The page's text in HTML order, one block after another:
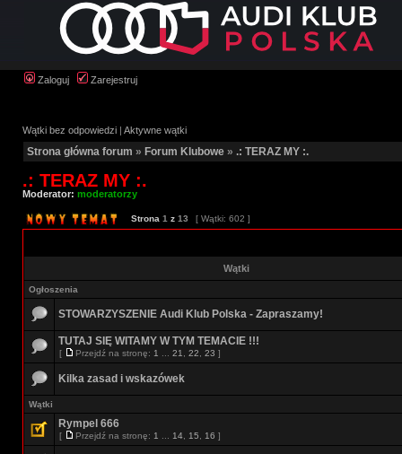
Zaloguj Zarejestruj
Wątki bez odpowiedzi | Aktywne wątki
Strona główna forum » Forum Klubowe » .: TERAZ MY :.
.: TERAZ MY :.
Moderator: moderatorzy
Strona 1 z 13 [ Wątki: 602 ]
Wątki
Ogłoszenia
STOWARZYSZENIE Audi Klub Polska - Zapraszamy!
TUTAJ SIĘ WITAMY W TYM TEMACIE !!!
[ Przejdź na stronę: 1 21 22 23 ]
Kilka zasad i wskazówek
Wątki
Rympel 666
[ Przejdź na stronę: 1 14 15 16 ]